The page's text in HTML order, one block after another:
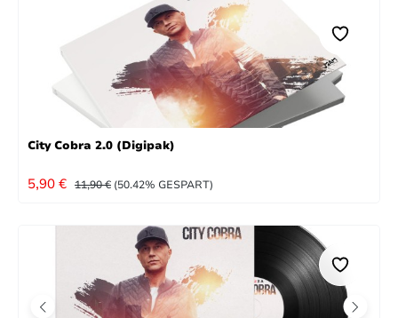
City Cobra 2.0 (Digipak)
VERKAUFSPREIS:
5,90 € REGULÄRER PREIS:
11,90 € (50.42% GESPART)